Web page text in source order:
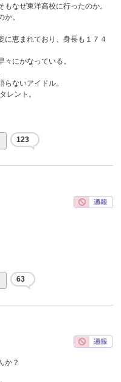
なぜ東洋高校に行ったのか。
。
に恵まれており、身長も１７４
々にかなっている。
らないアイドル。
レント。
123
63
か？